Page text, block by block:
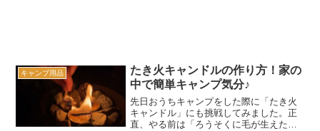
キャンプ用品
たき火キャンドルの作り方！家の
中で簡単キャンプ気分♪
先日おうちキャンプをした際に「たき火
キャンドル」にも挑戦してみました。正
直、やる前は「ろうそくに毛が生えた程